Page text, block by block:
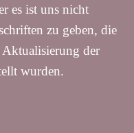
es ist uns nicht
zu geben, die
Aktualisierung der
wurden.